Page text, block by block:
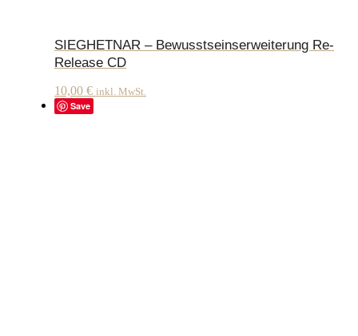
SIEGHETNAR – Bewusstseinserweiterung Re-
Release CD
10,00 € inkl. MwSt.
Save